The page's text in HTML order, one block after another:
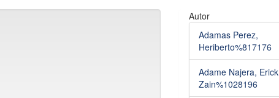
Autor
Adamas Perez,
Heriberto%817176
Adame Najera, Erick
Zain%1028196